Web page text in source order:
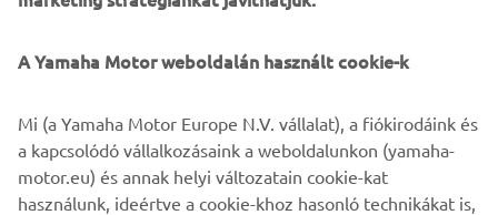
Ha leejtik, lebeg; amikor pedig szükség van rá, rögzül. Ez a
külső motor vezérlőegységét, így csak a jogos személy
indíthatja be a motort.
A Yamaha Motor weboldalán használt cookie-k
Mi (a Yamaha Motor Europe N.V. vállalat), a fiókirodáink és
a kapcsolódó vállalkozásaink a weboldalunkon (yamaha-
motor.eu) és annak helyi változatain cookie-kat
használunk, ideértve a cookie-khoz hasonló technikákat is,